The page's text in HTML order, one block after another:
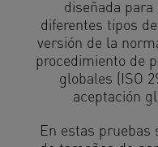
diseñada
diferentes tipos
versión de la
procedimiento de
globales (ISO
aceptación
En estas pruebas